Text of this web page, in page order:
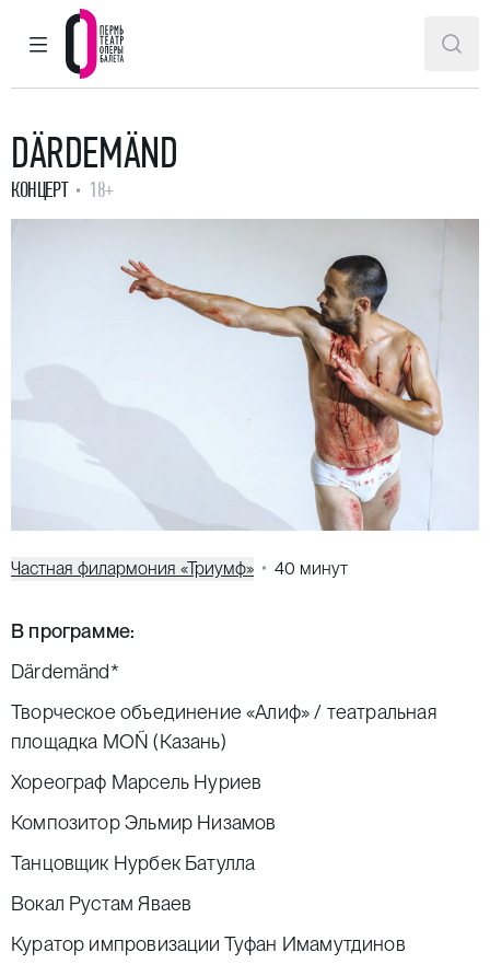
ГЛАВНОЕ МЕНЮ
Пермский театр оперы и балета
DÄRDEMÄND
КОНЦЕРТ 18+
Частная филармония «Триумф» 40 минут
В программе:
Därdemänd*
Творческое объединение «Алиф» / театральная
площадка MOÑ (Казань)
Хореограф Марсель Нуриев
Композитор Эльмир Низамов
Танцовщик Нурбек Батулла
Вокал Рустам Яваев
Куратор импровизации Туфан Имамутдинов